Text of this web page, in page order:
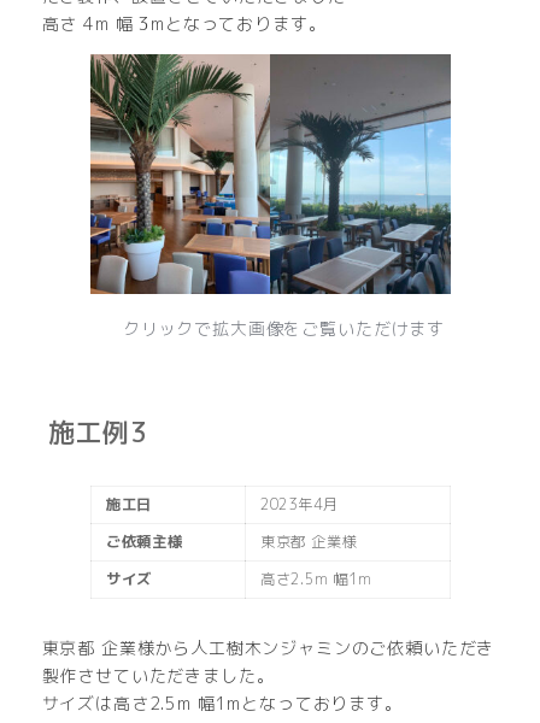
高さ 4m 幅 3mとなっております。
クリックで拡大画像をご覧いただけます
施工例3
施工日
2023年4月
ご依頼主様
東京都 企業様
サイズ
高さ2.5m 幅1m
東京都 企業様から人工樹木ンジャミンのご依頼いただき
製作させていただきました。
サイズは高さ2.5m 幅1mとなっております。